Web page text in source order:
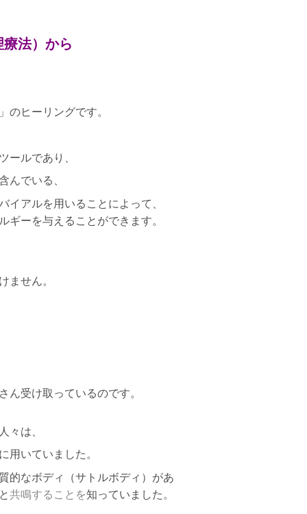
法）から
のヒーリングです。
ールであり、
んでいる、
イアルを用いることによって、
ギーを与えることができます。
ません。
ん受け取っているのです。
々は、
用いていました。
的なボディ（サトルボディ）があ
共鳴することを知っていました。